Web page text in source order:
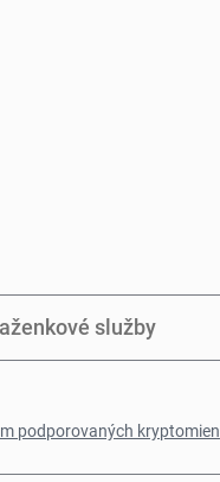
služby
podporovaných kryptomien